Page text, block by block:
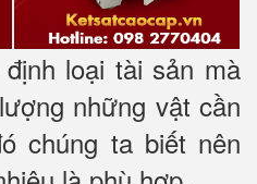
loại tài sản mà
những vật cần
chúng ta biết nên